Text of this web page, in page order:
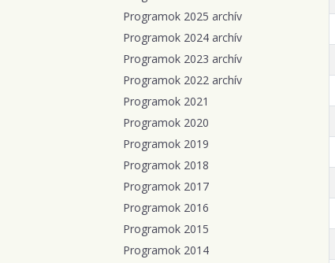
Programok 2025 archív
Programok 2024 archív
Programok 2023 archív
Programok 2022 archív
Programok 2021
Programok 2020
Programok 2019
Programok 2018
Programok 2017
Programok 2016
Programok 2015
Programok 2014